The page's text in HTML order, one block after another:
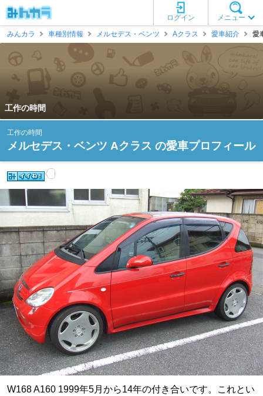
メニュー
ログイン
みんカラ
車種別情報 メルセデス・ベンツ Aクラス 愛車紹介 愛
工作の時間
工作の時間
メルセデス・ベンツ Aクラス の愛車プロフィール
W168 A160 1999年5月から14年の付き合いです。これとい